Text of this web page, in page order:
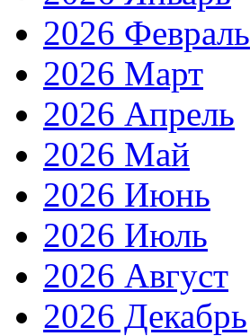
2026 Февраль
2026 Март
2026 Апрель
2026 Май
2026 Июнь
2026 Июль
2026 Август
2026 Декабрь